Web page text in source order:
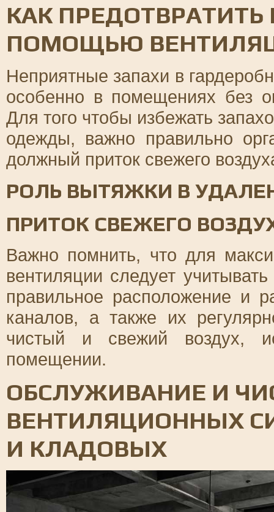
КАК
ПОМОЩЬЮ
Неприятные запахи в
особенно в помещениях без
Для того чтобы избежать
одежды, важно правильно
должный приток свежего
РОЛЬ ВЫТЯЖКИ В
ПРИТОК СВЕЖЕГО
Важно помнить, что для
вентиляции следует
правильное расположение и
каналов, а также их
чистый и свежий воздух,
помещении.
ОБСЛУЖИВАНИЕ И
ВЕНТИЛЯЦИОННЫХ
И КЛАДОВЫХ